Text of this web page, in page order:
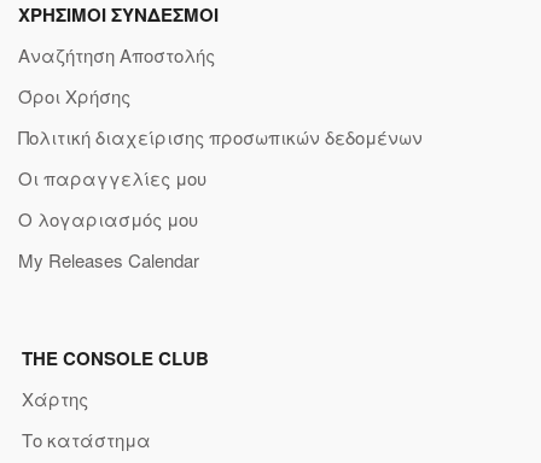
ΧΡΗΣΙΜΟΙ ΣΥΝΔΕΣΜΟΙ
Αναζήτηση Αποστολής
Όροι Χρήσης
Πολιτική διαχείρισης προσωπικών δεδομένων
Οι παραγγελίες μου
Ο λογαριασμός μου
My Releases Calendar
THE CONSOLE CLUB
Χάρτης
Το κατάστημα